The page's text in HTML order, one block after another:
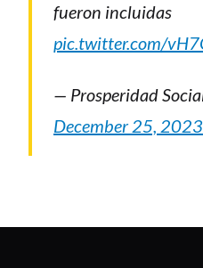
fueron incluidas
pic.twitter.com/
— Prosperidad
December 25, 2023